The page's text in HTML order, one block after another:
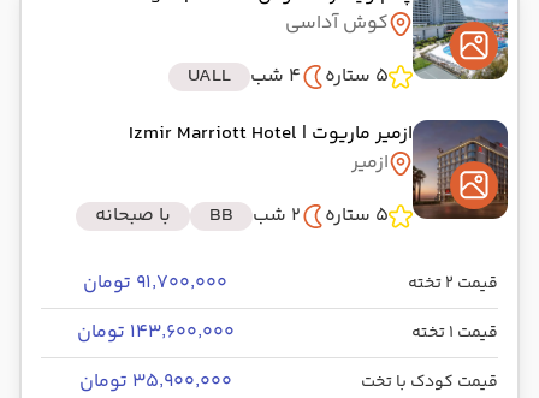
کوش آداسی
5 ستاره
4 شب
UALL
ازمیر ماریوت | Izmir Marriott Hotel
ازمیر
5 ستاره
2 شب BB با صبحانه
قیمت 2 تخته ۹۱٬۷۰۰٬۰۰۰ تومان
قیمت 1 تخته ۱۴۳٬۶۰۰٬۰۰۰ تومان
قیمت کودک با تخت ۳۵٬۹۰۰٬۰۰۰ تومان